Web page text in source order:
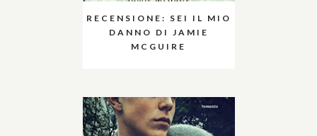
RECENSIONE: SEI IL MIO
DANNO DI JAMIE
MCGUIRE